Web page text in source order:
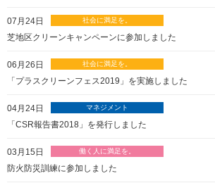
07月24日
芝地区クリーンキャンペーンに参加しました
06月26日
「プラスクリーンフェス2019」を実施しました
04月24日
「CSR報告書2018」を発行しました
03月15日
防火防災訓練に参加しました